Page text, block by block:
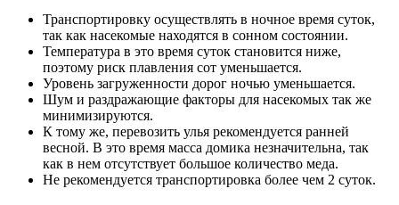
Транспортировку осуществлять в ночное время суток,
так как насекомые находятся в сонном состоянии.
Температура в это время суток становится ниже,
поэтому риск плавления сот уменьшается.
Уровень загруженности дорог ночью уменьшается.
Шум и раздражающие факторы для насекомых так же
минимизируются.
К тому же, перевозить улья рекомендуется ранней
весной. В это время масса домика незначительна, так
как в нем отсутствует большое количество меда.
Не рекомендуется транспортировка более чем 2 суток.